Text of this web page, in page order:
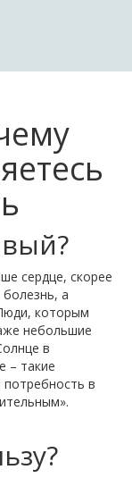
сердце, скорее
а
которым
небольшие
в
– такие
в